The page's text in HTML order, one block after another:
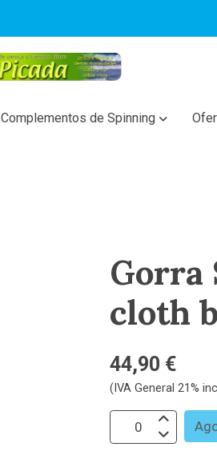
Complementos de Spinning
Gorra
cloth
44,90 €
(IVA General 21%